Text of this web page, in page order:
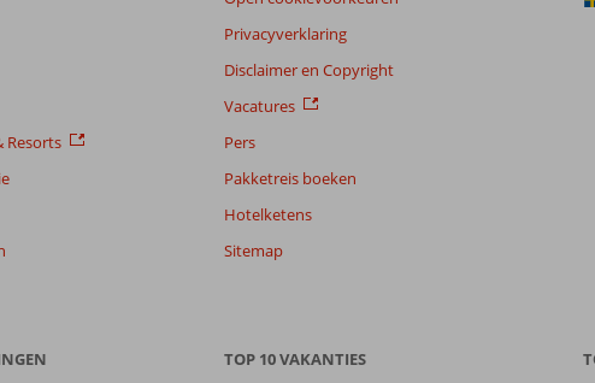
Resorts
Privacyverklaring
Disclaimer en Copyright
Vacatures
Pers
Pakketreis boeken
Hotelketens
Sitemap
TOP 10 VAKANTIES